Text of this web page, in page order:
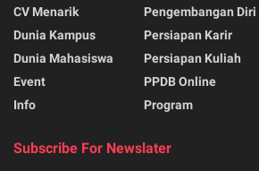
CV Menarik
Dunia Kampus
Dunia Mahasiswa
Event
Info
Pengembangan Diri
Persiapan Karir
Persiapan Kuliah
PPDB Online
Program
Subscribe For Newslater